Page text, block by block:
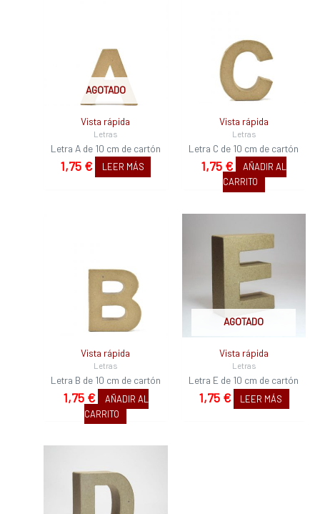
AGOTADO
Vista rápida
Letras
Letra A de 10 cm de cartón
1,75 € LEER MÁS
Vista rápida
Letras
Letra C de 10 cm de cartón
1,75 €
AÑADIR AL
CARRITO
Vista rápida
Letras
Letra B de 10 cm de cartón
1,75 €
AÑADIR AL
CARRITO
AGOTADO
Vista rápida
Letras
Letra E de 10 cm de cartón
1,75 € LEER MÁS